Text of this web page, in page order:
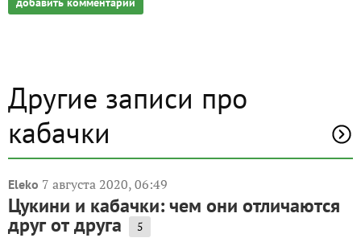
Другие записи про
кабачки
Eleko 7 августа 2020, 06:49
Цукини и кабачки: чем они отличаются
друг от друга 5